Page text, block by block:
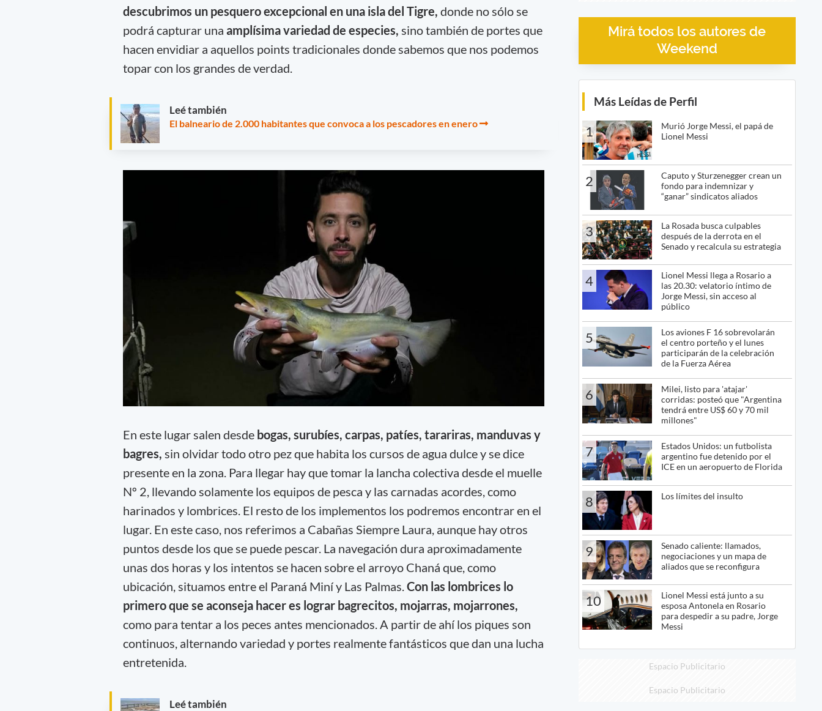
descubrimos un pesquero excepcional en una isla del Tigre, donde no sólo se
podrá capturar una amplísima variedad de especies, sino también de portes que
hacen envidiar a aquellos points tradicionales donde sabemos que nos podemos
topar con los grandes de verdad.
Leé también
El balneario de 2.000 habitantes que convoca a los pescadores en enero
En este lugar salen desde bogas, surubíes, carpas, patíes, tarariras, manduvas y
bagres, sin olvidar todo otro pez que habita los cursos de agua dulce y se dice
presente en la zona. Para llegar hay que tomar la lancha colectiva desde el muelle
Nº 2, llevando solamente los equipos de pesca y las carnadas acordes, como
harinados y lombrices. El resto de los implementos los podremos encontrar en el
lugar. En este caso, nos referimos a Cabañas Siempre Laura, aunque hay otros
puntos desde los que se puede pescar. La navegación dura aproximadamente
unas dos horas y los intentos se hacen sobre el arroyo Chaná que, como
ubicación, situamos entre el Paraná Miní y Las Palmas. Con las lombrices lo
primero que se aconseja hacer es lograr bagrecitos, mojarras, mojarrones,
como para tentar a los peces antes mencionados. A partir de ahí los piques son
continuos, alternando variedad y portes realmente fantásticos que dan una lucha
entretenida.
Leé también
Mirá todos los autores de
Weekend
Más Leídas de Perfil
1
Murió Jorge Messi, el papá de
Lionel Messi
2
Caputo y Sturzenegger crean un
fondo para indemnizar y
“ganar” sindicatos aliados
3
La Rosada busca culpables
después de la derrota en el
Senado y recalcula su estrategia
4
Lionel Messi llega a Rosario a
las 20.30: velatorio íntimo de
Jorge Messi, sin acceso al
público
5
Los aviones F 16 sobrevolarán
el centro porteño y el lunes
participarán de la celebración
de la Fuerza Aérea
6
Milei, listo para 'atajar'
corridas: posteó que "Argentina
tendrá entre US$ 60 y 70 mil
millones"
7
Estados Unidos: un futbolista
argentino fue detenido por el
ICE en un aeropuerto de Florida
8 Los límites del insulto
9
Senado caliente: llamados,
negociaciones y un mapa de
aliados que se reconfigura
10
Lionel Messi está junto a su
esposa Antonela en Rosario
para despedir a su padre, Jorge
Messi
Espacio Publicitario
Espacio Publicitario